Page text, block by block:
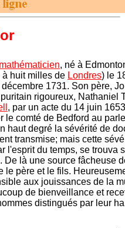
mathématicien, né à
huit milles de Londres) le
décembre 1731. Son père,
rigoureux, Nathaniel
, par un acte du 14 juin
le comté de Bedford au
haut degré la sévérité de
transmise; mais cette
l'esprit du temps, se trouva
De là une source fâcheuse
le père et le fils.
aux jouissances de la
de bienveillance et
distingués par leur